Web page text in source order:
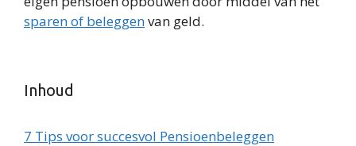
sparen of beleggenvan geld.
Inhoud
7 Tips voor succesvol Pensioenbeleggen